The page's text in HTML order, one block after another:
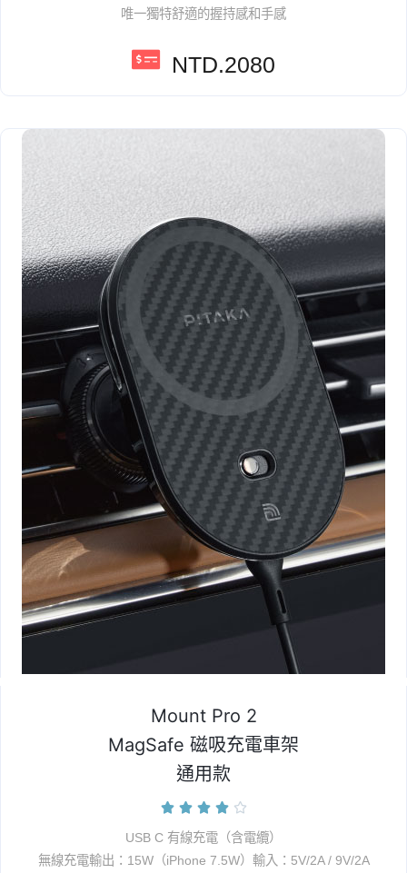
唯一獨特舒適的握持感和手感
NTD.2080
Mount Pro 2
MagSafe 磁吸充電車架
通用款
    
USB C 有線充電（含電纜）
無線充電輸出：15W（iPhone 7.5W） 輸入：5V/2A / 9V/2A